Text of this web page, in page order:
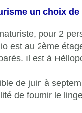
un choix de
pour 2
est au 2ème
Il est à
de juin à
de fournir le